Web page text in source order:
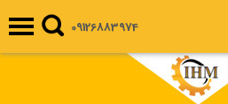
09126883974